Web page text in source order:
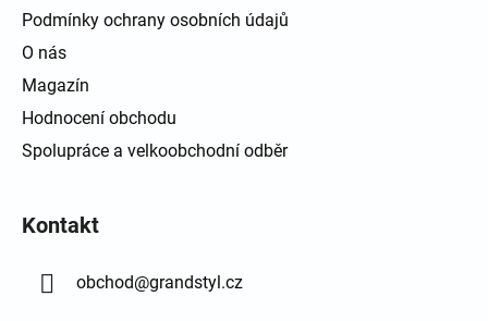
Podmínky ochrany osobních údajů
O nás
Magazín
Hodnocení obchodu
Spolupráce a velkoobchodní odběr
Kontakt
obchod@grandstyl.cz